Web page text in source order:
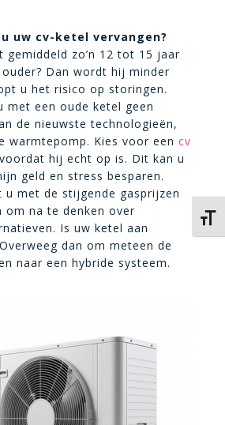
uw cv-ketel vervangen?
gemiddeld zo’n 12 tot 15 jaar
Dan wordt hij minder
u het risico op storingen.
met een oude ketel geen
de nieuwste technologieën,
warmtepomp. Kies voor een cv
voordat hij echt op is. Dit kan u
geld en stress besparen.
u met de stijgende gasprijzen
om na te denken over
Is uw ketel aan
dan om meteen de
naar een hybride systeem.